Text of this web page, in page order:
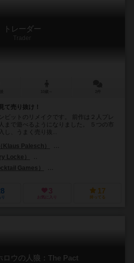
トレーダー
Trader
て売り抜け！
ビットのリメイクです。 前作は２人プレ
まで遊べるようになりました。 ５つの市
し、うまく売り抜...
Klaus Palesch）
Locke）
Games）
3
お気に入り
17
持ってる
ロウの人狼：The Pact